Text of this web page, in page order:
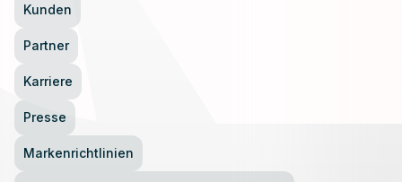
Kunden
Partner
Karriere
Presse
Markenrichtlinien